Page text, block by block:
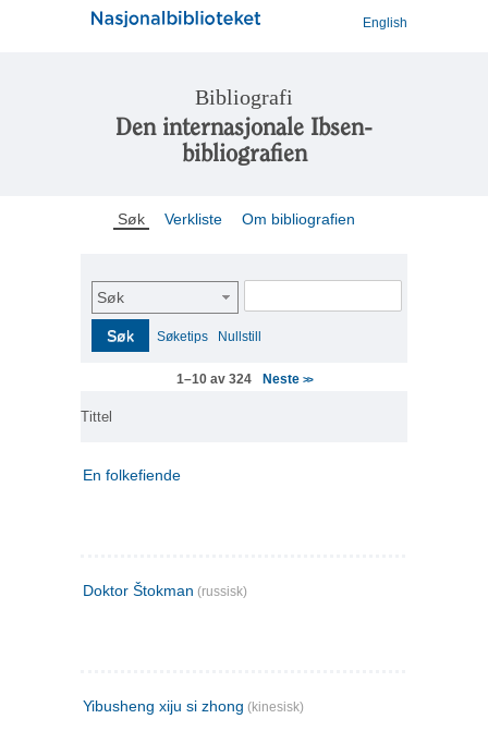
English
Bibliografi
Den internasjonale Ibsen-
bibliografien
Søk Verkliste Om bibliografien
Søk
Søk Søketips Nullstill
1–10 av 324 Neste >>
Tittel
En folkefiende
Doktor Štokman (russisk)
Yibusheng xiju si zhong (kinesisk)